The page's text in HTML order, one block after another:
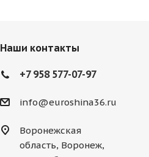
Наши контакты
+7 958 577-07-97
info@euroshina36.ru
Воронежская
область, Воронеж,